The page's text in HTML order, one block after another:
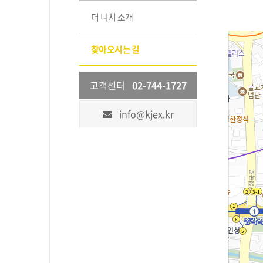
더 니치 소개
찾아오시는 길
고객센터 02-744-1727
info@kjex.kr